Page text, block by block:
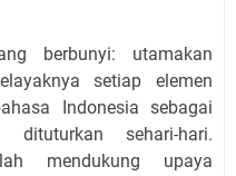
berbunyi: utamakan
setiap elemen
Indonesia sebagai
dituturkan sehari-hari.
mendukung upaya